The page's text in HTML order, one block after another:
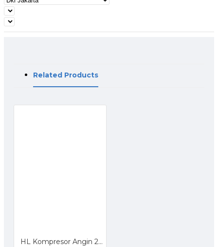
Related Products
HL Kompresor Angin 2HP 50 Liter Oiless Compressor 50L HI-S250